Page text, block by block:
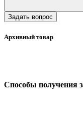
Задать вопрос
Архивный товар
Способы получения